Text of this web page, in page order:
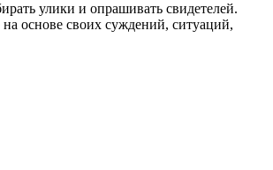
улики и опрашивать свидетелей.
основе своих суждений, ситуаций,